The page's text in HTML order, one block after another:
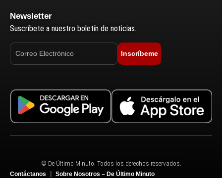
Newsletter
Suscríbete a nuestro boletín de noticias.
Inscríbeme
© De Último Minuto. Todos los derechos reservados.
Contáctanos
Sobre Nosotros – De Último Minuto